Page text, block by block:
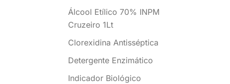
Álcool Etílico 70% INPM
Cruzeiro 1Lt
Clorexidina Antisséptica
Detergente Enzimático
Indicador Biológico